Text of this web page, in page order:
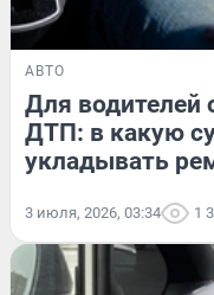
АВТО
Для водителей
ДТП: в какую
укладывать
3 июля, 2026, 03:34 1